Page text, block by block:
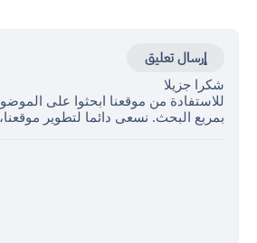
إرسال تعليق
شكرا جزيلا
للاستفادة من موقعنا ابحثوا على
بمربع البحث. نسعى دائما لتطوير